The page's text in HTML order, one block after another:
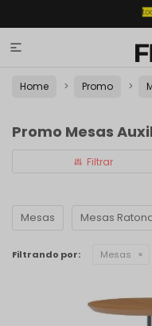

Home Promo
Promo Mesas
Mesas Mesas
Filtrando por: Mesas